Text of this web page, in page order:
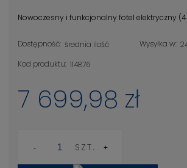
Nowoczesny i funkcjonalny fotel elektryczny
Dostępność: średnia ilość Wysyłka w:
Kod produktu: 114876
7 699,98 zł
SZT.